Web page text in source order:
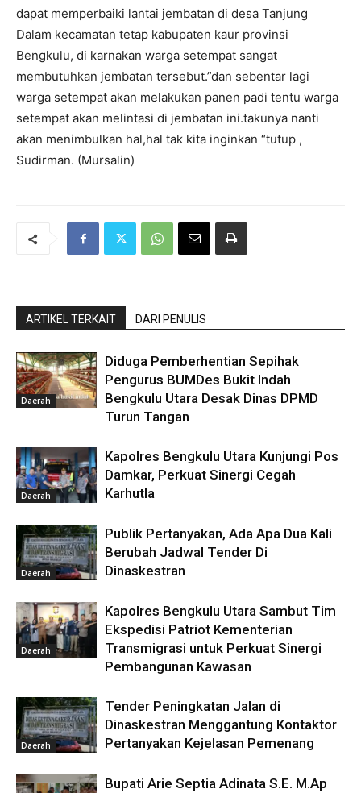
dapat memperbaiki lantai jembatan di desa Tanjung
Dalam kecamatan tetap kabupaten kaur provinsi
Bengkulu, di karnakan warga setempat sangat
membutuhkan jembatan tersebut.”dan sebentar lagi
warga setempat akan melakukan panen padi tentu warga
setempat akan melintasi di jembatan ini.takunya nanti
akan menimbulkan hal,hal tak kita inginkan “tutup ,
Sudirman. (Mursalin)
ARTIKEL TERKAIT DARI PENULIS
Daerah
Diduga Pemberhentian Sepihak
Pengurus BUMDes Bukit Indah
Bengkulu Utara Desak Dinas DPMD
Turun Tangan
Daerah
Kapolres Bengkulu Utara Kunjungi Pos
Damkar, Perkuat Sinergi Cegah
Karhutla
Daerah
Publik Pertanyakan, Ada Apa Dua Kali
Berubah Jadwal Tender Di
Dinaskestran
Daerah
Kapolres Bengkulu Utara Sambut Tim
Ekspedisi Patriot Kementerian
Transmigrasi untuk Perkuat Sinergi
Pembangunan Kawasan
Daerah
Tender Peningkatan Jalan di
Dinaskestran Menggantung Kontaktor
Pertanyakan Kejelasan Pemenang
Bupati Arie Septia Adinata S.E. M.Ap